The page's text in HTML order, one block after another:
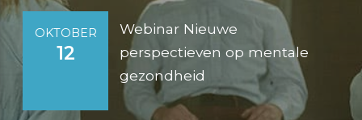
OKTOBER
12
Webinar Nieuwe
perspectieven op mentale
gezondheid